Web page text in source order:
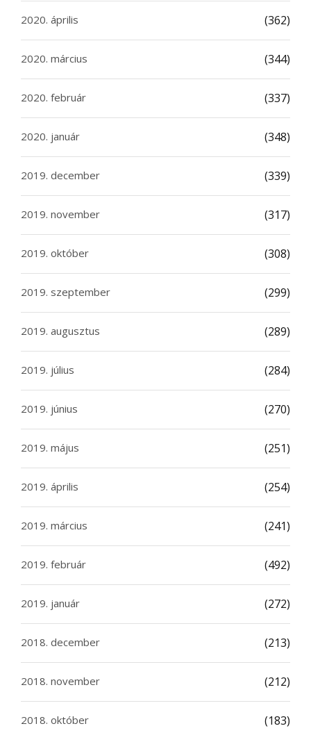
2020. április (362)
2020. március (344)
2020. február (337)
2020. január (348)
2019. december (339)
2019. november (317)
2019. október (308)
2019. szeptember (299)
2019. augusztus (289)
2019. július (284)
2019. június (270)
2019. május (251)
2019. április (254)
2019. március (241)
2019. február (492)
2019. január (272)
2018. december (213)
2018. november (212)
2018. október (183)